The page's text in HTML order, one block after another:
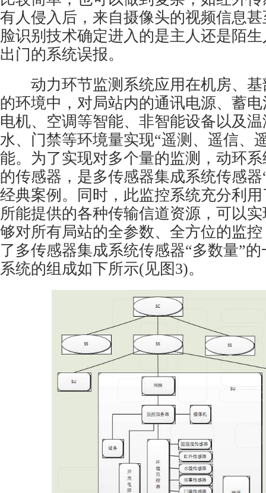
有人侵入后，来自摄像头的视频信息
脸识别技术确定进入的是主人还是陌
出门的系统误报。
动力环节监测系统应用在机房、基
的环境中，对局站内的通讯电源、蓄电
电机、空调等智能、非智能设备以及
水、门禁等环境量实现“遥测、遥信、
能。为了实现对多个量的监测，动环
的传感器，是多传感器集成系统传感
经典案例。同时，此监控系统充分利
所能提供的各种传输信道资源，可以
够对所有局站的全参数、全方位的监
了多传感器集成系统传感器“多数量”
系统的组成如下所示(见图3)。